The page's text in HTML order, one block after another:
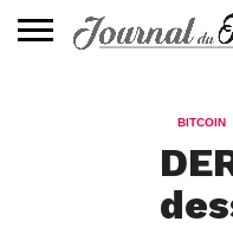
BITCOIN